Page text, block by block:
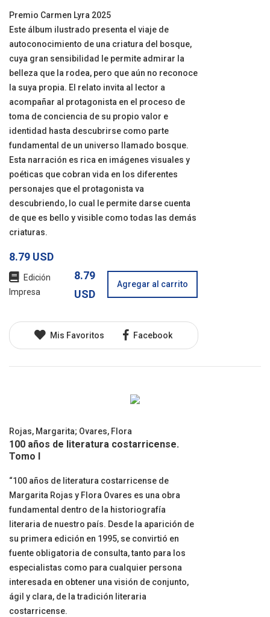
Premio Carmen Lyra 2025
Este álbum ilustrado presenta el viaje de
autoconocimiento de una criatura del bosque,
cuya gran sensibilidad le permite admirar la
belleza que la rodea, pero que aún no reconoce
la suya propia. El relato invita al lector a
acompañar al protagonista en el proceso de
toma de conciencia de su propio valor e
identidad hasta descubrirse como parte
fundamental de un universo llamado bosque.
Esta narración es rica en imágenes visuales y
poéticas que cobran vida en los diferentes
personajes que el protagonista va
descubriendo, lo cual le permite darse cuenta
de que es bello y visible como todas las demás
criaturas.
8.79 USD
Edición
Impresa
8.79
USD
Agregar al carrito
Mis Favoritos Facebook
Rojas, Margarita; Ovares, Flora
100 años de literatura costarricense.
Tomo I
“100 años de literatura costarricense de
Margarita Rojas y Flora Ovares es una obra
fundamental dentro de la historiografía
literaria de nuestro país. Desde la aparición de
su primera edición en 1995, se convirtió en
fuente obligatoria de consulta, tanto para los
especialistas como para cualquier persona
interesada en obtener una visión de conjunto,
ágil y clara, de la tradición literaria
costarricense.